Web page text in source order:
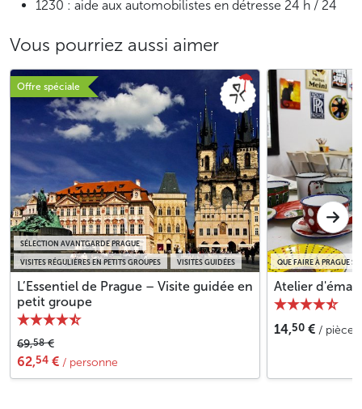
1230 : aide aux automobilistes en détresse 24 h / 24
Vous pourriez aussi aimer
Offre spéciale
VISITES RÉGULIÈRES EN PETITS GROUPES VISITES GUIDÉES
SÉLECTION AVANTGARDE PRAGUE
L’Essentiel de Prague – Visite guidée en
petit groupe
69,58€
62,54 € / personne
QUE FAIRE À PRAGUE
Atelier
14,50 € / pièce